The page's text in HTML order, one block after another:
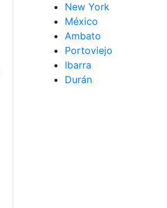
New York
México
Ambato
Portoviejo
Ibarra
Durán